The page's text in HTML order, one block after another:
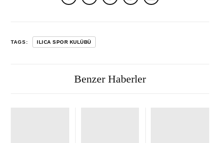
TAGS: ILICA SPOR KULÜBÜ
Benzer Haberler